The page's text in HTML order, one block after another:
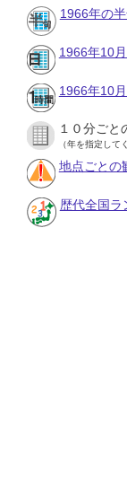
1966年の
1966年10
1966年10
１０分ごと
（年を指定して
地点ごとの
歴代全国ラ